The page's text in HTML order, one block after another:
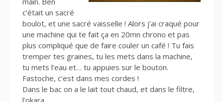
c’était un sacré
boulot, et une sacré vaisselle ! Alors j’ai craqué pour
une machine qui te fait ça en 20mn chrono et pas
plus compliqué que de faire couler un café ! Tu fais
tremper tes graines, tu les mets dans la machine,
tu mets l’eau et… tu appuies sur le bouton.
Fastoche, c’est dans mes cordes !
Dans le bac on a le lait tout chaud, et dans le filtre,
l’okara.